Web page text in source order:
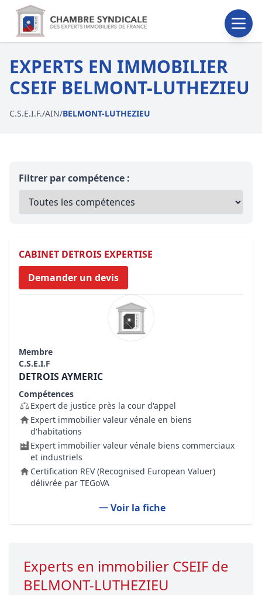
EXPERTS EN IMMOBILIER
CSEIF BELMONT-LUTHEZIEU
C.S.E.I.F./AIN/BELMONT-LUTHEZIEU
Filtrer par compétence :
CABINET DETROIS EXPERTISE
Demander un devis
Membre
C.S.E.I.F
DETROIS AYMERIC
Compétences
Expert de justice près la cour d'appel
Expert immobilier valeur vénale en biens
d'habitations
Expert immobilier valeur vénale biens commerciaux
et industriels
Certification REV (Recognised European Valuer)
délivrée par TEGoVA
Voir la fiche
Experts en immobilier CSEIF de
BELMONT-LUTHEZIEU